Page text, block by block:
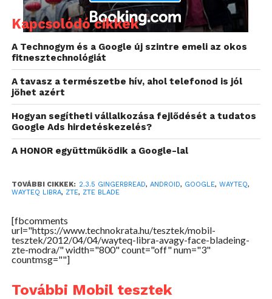
RAM-jából a fele le volt tiltva. Immáron 2.2-essel, a
korábbi memória duplájával lehetett használni,
mindenki boldog volt.
Na, itt, ezen a ponton állt meg a ZTE, 2011
szeptemberben ezen a ponton hozta be az utódot.
És itt tart most is, annyival kibővítve, hogy közben
érkezett GingerBread (2.3.5) rá, de az új típus, a
WayteQ Libra semmi más technikai paraméterben
nem tér el!
foglalkozni a készülékkel a tesztidőszak elején, de
aztán aprólékosan meggyőződtem róla.
Kapcsolódó cikkek
A Technogym és a Google új szintre emeli az okos
fitnesztechnológiát
A tavasz a természetbe hív, ahol telefonod is jól
jöhet azért
Hogyan segítheti vállalkozása fejlődését a tudatos
Google Ads hirdetéskezelés?
A HONOR együttműködik a Google-lal
TOVÁBBI CIKKEK: 2.3.5 GINGERBREAD, ANDROID, GOOGLE, WAYTEQ,
WAYTEQ LIBRA, ZTE, ZTE BLADE
[fbcomments
url="https://www.technokrata.hu/tesztek/mobil-
tesztek/2012/04/04/wayteq-libra-avagy-face-bladeing-
zte-modra/" width="800" count="off" num="3"
countmsg=""]
További Mobil tesztek